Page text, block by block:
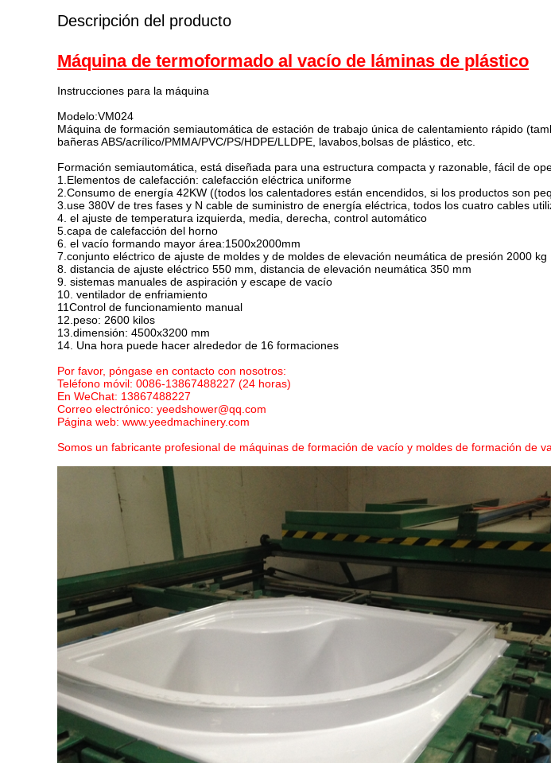
Descripción del producto
Máquina de termoformado al vacío de láminas de plástico
Instrucciones para la máquina
Modelo:VM024
Máquina de formación semiautomática de estación de trabajo única de calentamiento rápido
bañeras ABS/acrílico/PMMA/PVC/PS/HDPE/LLDPE, lavabos,bolsas de plástico, etc.
Formación semiautomática, está diseñada para una estructura compacta y razonable, fácil de
1.Elementos de calefacción: calefacción eléctrica uniforme
2.Consumo de energía 42KW ((todos los calentadores están encendidos, si los productos son
3.use 380V de tres fases y N cable de suministro de energía eléctrica, todos los cuatro cables
4. el ajuste de temperatura izquierda, media, derecha, control automático
5.capa de calefacción del horno
6. el vacío formando mayor área:1500x2000mm
7.conjunto eléctrico de ajuste de moldes y de moldes de elevación neumática de presión 2000 kg
8. distancia de ajuste eléctrico 550 mm, distancia de elevación neumática 350 mm
9. sistemas manuales de aspiración y escape de vacío
10. ventilador de enfriamiento
11Control de funcionamiento manual
12.peso: 2600 kilos
13.dimensión: 4500x3200 mm
14. Una hora puede hacer alrededor de 16 formaciones
Por favor, póngase en contacto con nosotros:
Teléfono móvil: 0086-13867488227 (24 horas)
En WeChat: 13867488227
Correo electrónico: yeedshower@qq.com
Página web: www.yeedmachinery.com
Somos un fabricante profesional de máquinas de formación de vacío y moldes de formación de